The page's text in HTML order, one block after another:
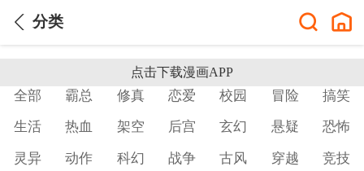
分类
点击下载漫画APP
全部 霸总 修真 恋爱 校园 冒险 搞笑
生活 热血 架空 后宫 玄幻 悬疑 恐怖
灵异 动作 科幻 战争 古风 穿越 竞技